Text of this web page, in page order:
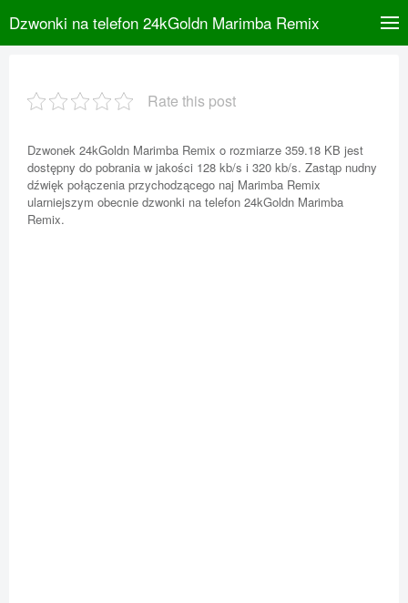
Dzwonki na telefon 24kGoldn Marimba Remix
Rate this post
Dzwonek 24kGoldn Marimba Remix o rozmiarze 359.18 KB jest
dostępny do pobrania w jakości 128 kb/s i 320 kb/s. Zastąp nudny
dźwięk połączenia przychodzącego naj Marimba Remix
ularniejszym obecnie dzwonki na telefon 24kGoldn Marimba
Remix.